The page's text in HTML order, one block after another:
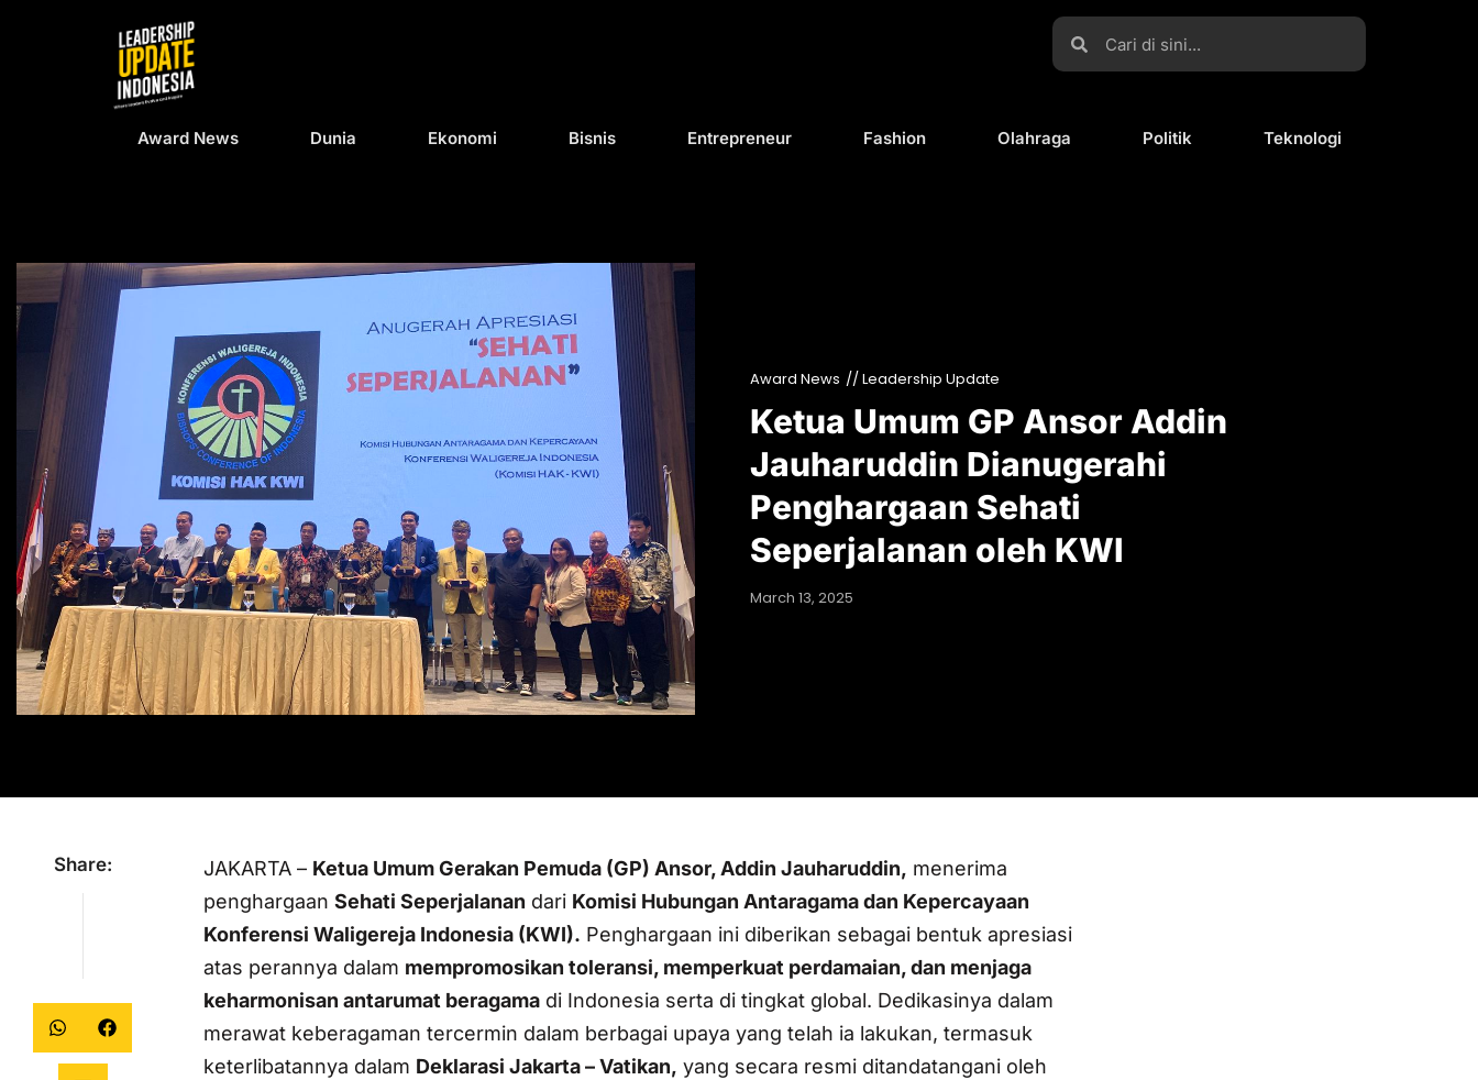
Award News Dunia Ekonomi Bisnis Entrepreneur Fashion Olahraga Politik Teknologi
Award News // Leadership Update
Ketua Umum GP Ansor Addin
Jauharuddin Dianugerahi
Penghargaan Sehati
Seperjalanan oleh KWI
March 13, 2025
Share: JAKARTA – Ketua Umum Gerakan Pemuda (GP) Ansor, Addin Jauharuddin, menerima
penghargaan Sehati Seperjalanan dari Komisi Hubungan Antaragama dan Kepercayaan
Konferensi Waligereja Indonesia (KWI). Penghargaan ini diberikan sebagai bentuk apresiasi
atas perannya dalam mempromosikan toleransi, memperkuat perdamaian, dan menjaga
keharmonisan antarumat beragama di Indonesia serta di tingkat global. Dedikasinya dalam
merawat keberagaman tercermin dalam berbagai upaya yang telah ia lakukan, termasuk
keterlibatannya dalam Deklarasi Jakarta – Vatikan, yang secara resmi ditandatangani oleh